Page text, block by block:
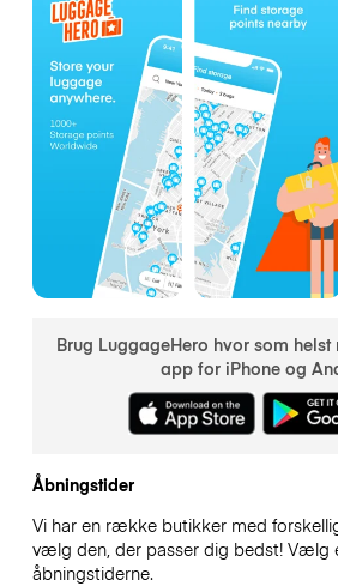
Brug LuggageHero hvor som
app for iPhone og
Åbningstider
Vi har en række butikker med
vælg den, der passer dig bedst! Vælg
åbningstiderne.